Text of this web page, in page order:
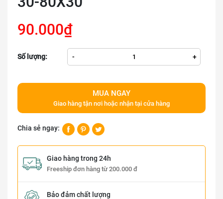
90.000₫
Số lượng: - +
MUA NGAY
Giao hàng tận nơi hoặc nhận tại cửa hàng
Chia sẻ ngay:
Giao hàng trong 24h
Freeship đơn hàng từ 200.000 đ
Bảo đảm chất lượng